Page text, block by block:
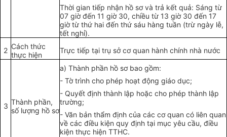
Thời gian tiếp nhận hồ sơ và trả kết quả: Sáng từ
07 giờ đến 11 giờ 30, chiều từ 13 giờ 30 đến 17
giờ từ thứ hai đến thứ sáu hàng tuần (trừ ngày lễ,
tết nghỉ).
2 Cách thức
thực hiện
Trực tiếp tại trụ sở cơ quan hành chính nhà nước
3 Thành phần,
số lượng hồ sơ
a) Thành phần hồ sơ bao gồm:
- Tờ trình cho phép hoạt động giáo dục;
- Quyết định thành lập hoặc cho phép thành lập
trường;
- Văn bản thẩm định của các cơ quan có liên quan
về các điều kiện quy định tại mục yêu cầu, điều
kiện thực hiện TTHC.